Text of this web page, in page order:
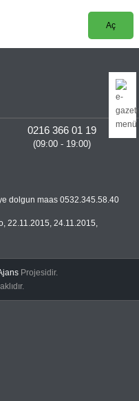
Aç
0216 366 01 19
(09:00 - 19:00)
dolgun maas 0532.345.58.40
, 22.11.2015, 24.11.2015,
Projesidir.